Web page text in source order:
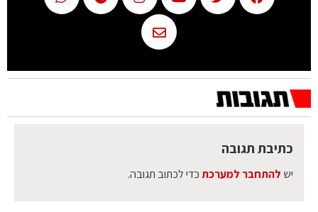
כתיבת תגובה
יש להתחבר למערכתכדי לכתוב תגובה.